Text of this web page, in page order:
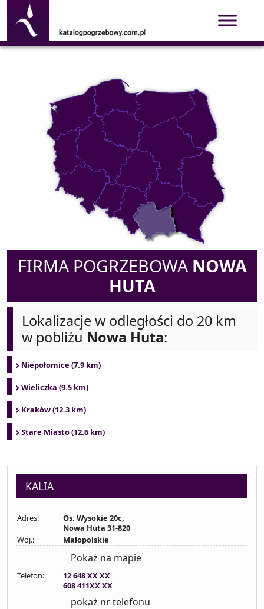
FIRMA POGRZEBOWA NOWA
HUTA
Lokalizacje w odległości do 20 km
w pobliżu Nowa Huta:
Niepołomice (7.9 km)
Wieliczka (9.5 km)
Kraków (12.3 km)
Stare Miasto (12.6 km)
KALIA
Adres:
Os. Wysokie 20c,
Nowa Huta 31-820
Woj.:
Małopolskie
Pokaż na mapie
Telefon:
12 648 XX XX
608 411XX XX
pokaż nr telefonu